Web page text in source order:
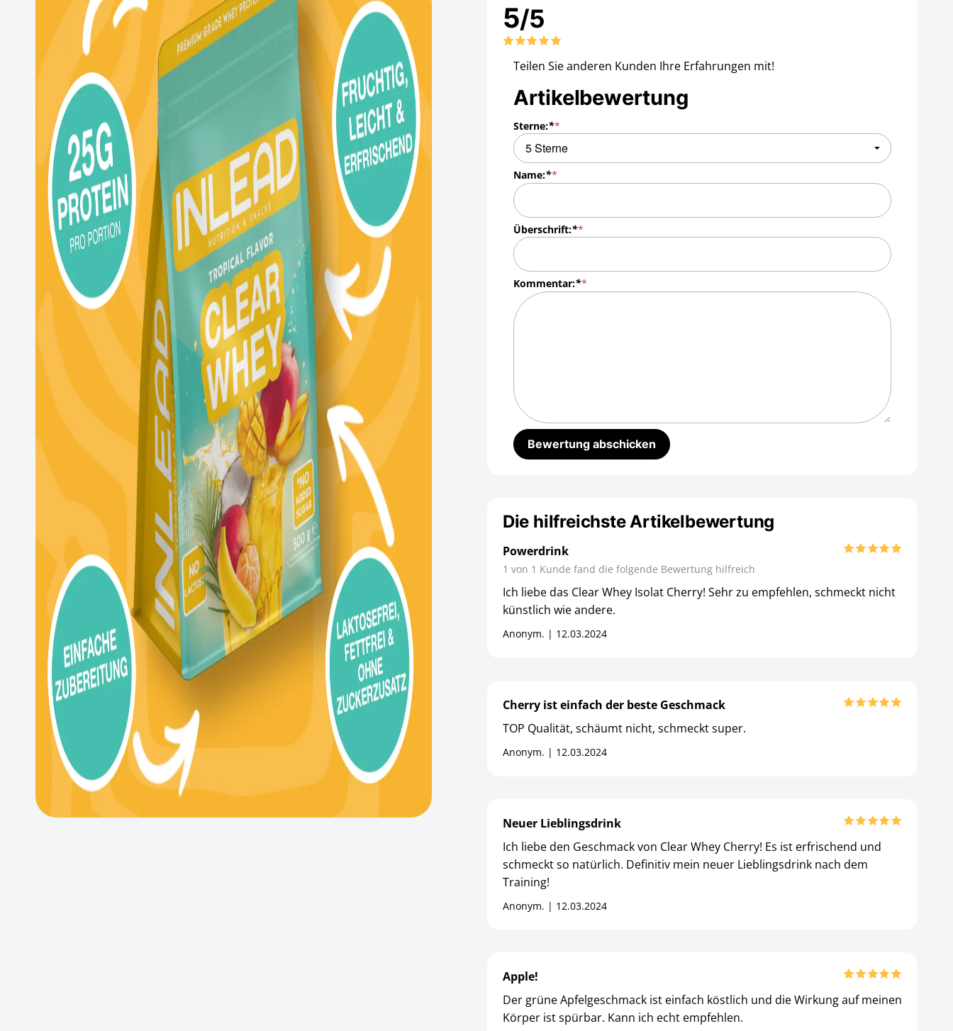
5/5
Teilen Sie anderen Kunden Ihre Erfahrungen mit!
Artikelbewertung
Sterne:*
Name:*
Überschrift:*
Kommentar:*
Die hilfreichste Artikelbewertung
Powerdrink
1 von 1 Kunde fand die folgende Bewertung hilfreich
Ich liebe das Clear Whey Isolat Cherry! Sehr zu empfehlen, schmeckt nicht
künstlich wie andere.
Anonym. | 12.03.2024
Cherry ist einfach der beste Geschmack
TOP Qualität, schäumt nicht, schmeckt super.
Anonym. | 12.03.2024
Neuer Lieblingsdrink
Ich liebe den Geschmack von Clear Whey Cherry! Es ist erfrischend und
schmeckt so natürlich. Definitiv mein neuer Lieblingsdrink nach dem
Training!
Anonym. | 12.03.2024
Apple!
Der grüne Apfelgeschmack ist einfach köstlich und die Wirkung auf meinen
Körper ist spürbar. Kann ich echt empfehlen.